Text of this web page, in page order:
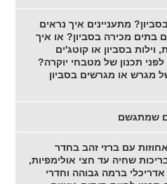
מתעניינים איך נראים
בתים מכירה בסביון? או איך
בסביון או קוטג'ים
תכנון של מטבחי יוקרה?
מגרש או מגרשים בסביון
שמתגשם
עם ברזי זהב בחדר
שחיה עד חצי אולימפיות,
אדריכלי ברמה גבוהה וחדרי